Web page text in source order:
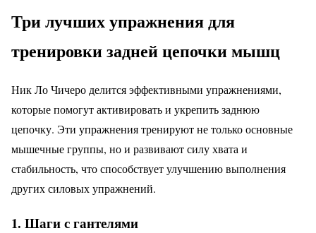
Три лучших упражнения для
тренировки задней цепочки мышц
Ник Ло Чичеро делится эффективными упражнениями,
которые помогут активировать и укрепить заднюю
цепочку. Эти упражнения тренируют не только основные
мышечные группы, но и развивают силу хвата и
стабильность, что способствует улучшению выполнения
других силовых упражнений.
1. Шаги с гантелями